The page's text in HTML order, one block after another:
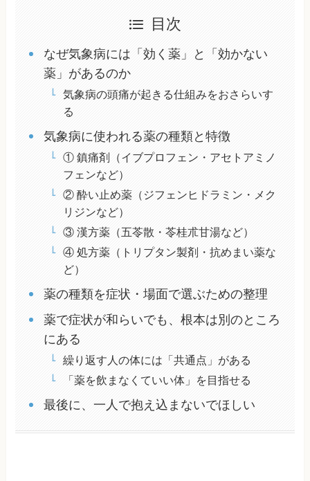
目次
なぜ気象病には「効く薬」と「効かない
薬」があるのか
気象病の頭痛が起きる仕組みをおさらいす
る
気象病に使われる薬の種類と特徴
① 鎮痛剤（イブプロフェン・アセトアミノ
フェンなど）
② 酔い止め薬（ジフェンヒドラミン・メク
リジンなど）
③ 漢方薬（五苓散・苓桂朮甘湯など）
④ 処方薬（トリプタン製剤・抗めまい薬な
ど）
薬の種類を症状・場面で選ぶための整理
薬で症状が和らいでも、根本は別のところ
にある
繰り返す人の体には「共通点」がある
「薬を飲まなくていい体」を目指せる
最後に、一人で抱え込まないでほしい